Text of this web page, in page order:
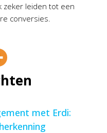
zeker leiden tot een
conversies.
met Erdi: